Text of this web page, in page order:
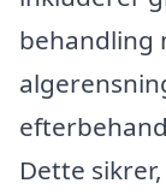
behandling
Dette